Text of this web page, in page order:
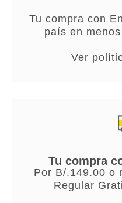
Tu compra con
país en
Ver
Tu compra
Por B/.149.00 o
Regular